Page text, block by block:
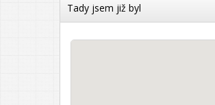
Tady jsem již byl